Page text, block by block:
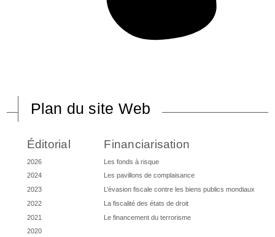
Plan du site Web
Éditorial
2026
2024
2023
2022
2021
2020
Financiarisation
Les fonds à risque
Les pavillons de complaisance
L’évasion fiscale contre les biens publics mondiaux
La fiscalité des états de droit
Le financement du terrorisme